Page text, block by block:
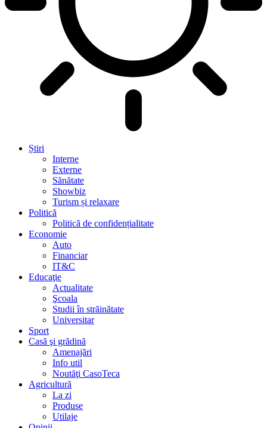
Știri
Interne
Externe
Sănătate
Showbiz
Turism și relaxare
Politică
Politică de confidențialitate
Economie
Auto
Financiar
IT&C
Educaţie
Actualitate
Şcoala
Studii în străinătate
Universitar
Sport
Casă şi grădină
Amenajări
Info util
Noutăţi CasoTeca
Agricultură
La zi
Produse
Utilaje